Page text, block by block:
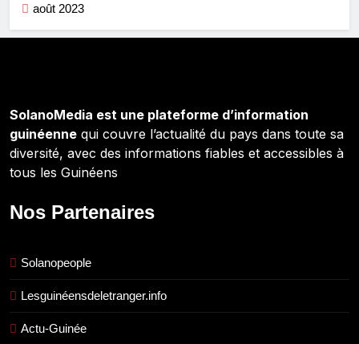
août 2023
SolanoMedia est une plateforme d’information
guinéenne qui couvre l’actualité du pays dans toute sa
diversité, avec des informations fiables et accessibles à
tous les Guinéens
Nos Partenaires
Solanopeople
Lesguinéensdeletranger.info
Actu-Guinée